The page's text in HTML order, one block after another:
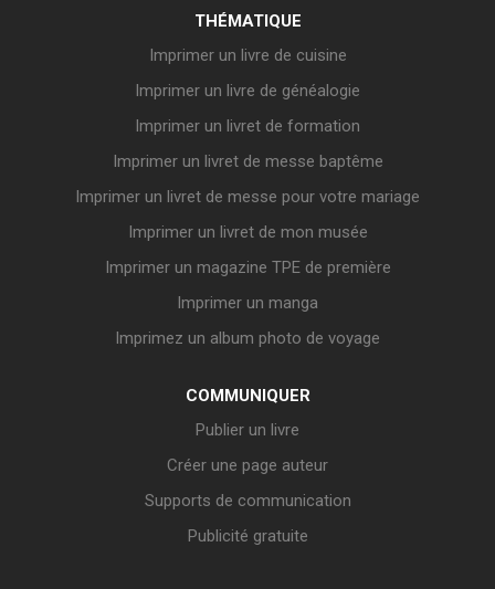
THÉMATIQUE
Imprimer un livre de cuisine
Imprimer un livre de généalogie
Imprimer un livret de formation
Imprimer un livret de messe baptême
Imprimer un livret de messe pour votre mariage
Imprimer un livret de mon musée
Imprimer un magazine TPE de première
Imprimer un manga
Imprimez un album photo de voyage
COMMUNIQUER
Publier un livre
Créer une page auteur
Supports de communication
Publicité gratuite